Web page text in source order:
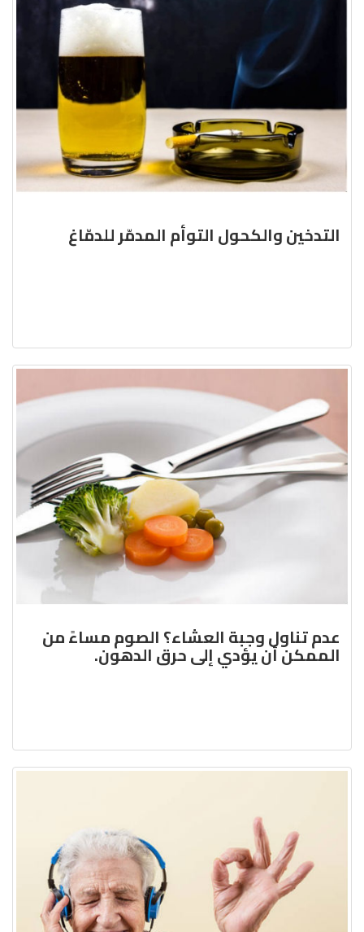
التدخين والكحول التوأم المدمّر للدمّاغ
عدم تناول وجبة العشاء؟ الصوم مساءً من
الممكن أن يؤدي إلى حرق الدهون.